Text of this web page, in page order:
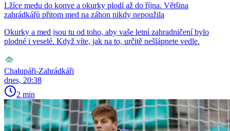
Lžíce medu do konve a okurky plodí až do října. Většina
zahrádkářů přitom med na záhon nikdy nepoužila
Okurky a med jsou tu od toho, aby vaše letní zahradničení bylo
plodné i veselé. Když víte, jak na to, určitě nešlápnete vedle.
Chalupáři-Zahrádkáři
dnes, 20:38
2 min